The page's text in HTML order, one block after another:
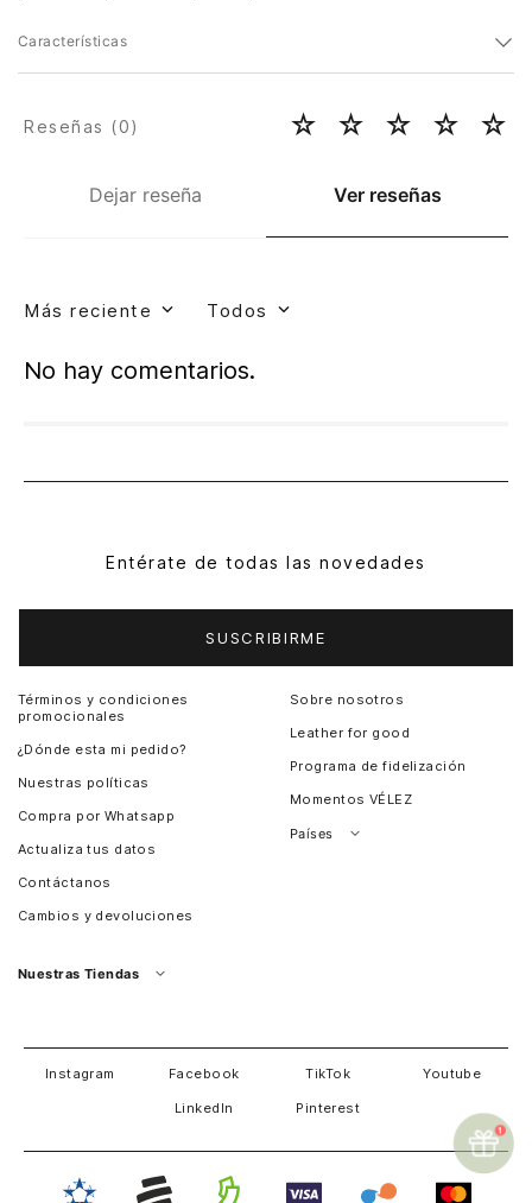
Características
Dejar reseña Ver reseñas
Reseñas (0) ☆ ☆ ☆ ☆ ☆
Más reciente Todos
No hay comentarios.
Entérate de todas las novedades
SUSCRIBIRME
Términos y condiciones
promocionales
¿Dónde esta mi pedido?
Nuestras políticas
Compra por Whatsapp
Actualiza tus datos
Contáctanos
Cambios y devoluciones
Sobre nosotros
Leather for good
Programa de fidelización
Momentos VÉLEZ
Países
Costa Rica
Nuestras Tiendas
Instagram
Facebook TikTok Youtube
LinkedIn Pinterest